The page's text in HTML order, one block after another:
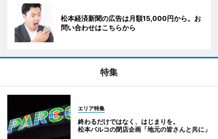
松本経済新聞の広告は月額15,000円から。お
問い合わせはこちらから
特集
エリア特集
終わるだけではなく、はじまりを。
松本パルコの閉店企画「地元の皆さんと共に」